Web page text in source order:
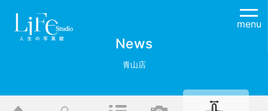
menu
News
青山店